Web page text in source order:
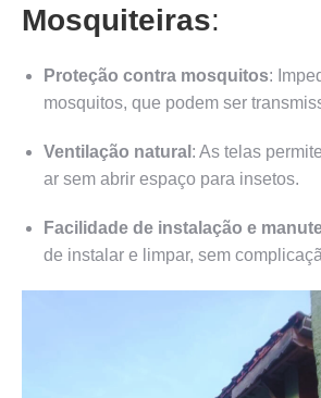
Mosquiteiras:
Proteção contra mosquitos:
mosquitos, que podem ser
Ventilação natural : As telas
ar sem abrir espaço para insetos.
Facilidade de instalação e
de instalar e limpar, sem